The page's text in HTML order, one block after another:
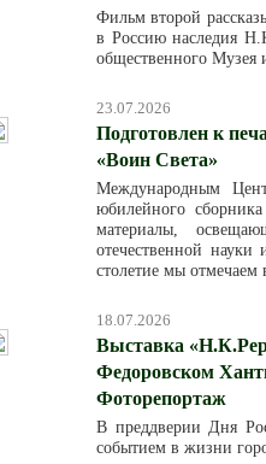
Фильм второй
в Россию наследия
общественного
23.07.2026
Подготовлен к
«Воин Света»
Международным
юбилейного
материалы,
отечественной
столетие мы отмечаем
18.07.2026
Выставка
Федоровском
Фоторепортаж
В преддверии Дня
событием в жизни